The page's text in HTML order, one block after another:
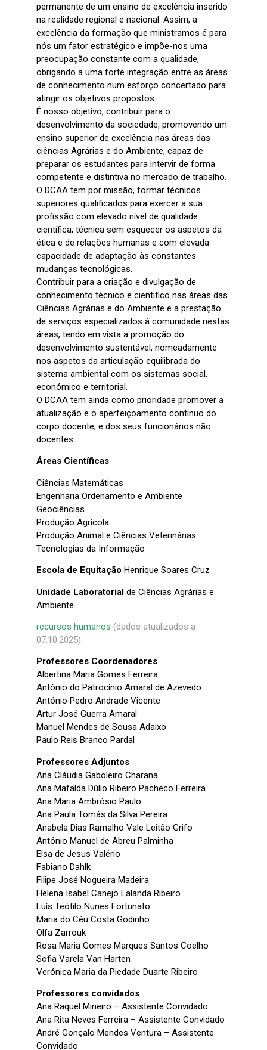
permanente de um ensino de excelência inserido
na realidade regional e nacional. Assim, a
excelência da formação que ministramos é para
nós um fator estratégico e impõe-nos uma
preocupação constante com a qualidade,
obrigando a uma forte integração entre as áreas
de conhecimento num esforço concertado para
atingir os objetivos propostos.
É nosso objetivo, contribuir para o
desenvolvimento da sociedade, promovendo um
ensino superior de excelência nas áreas das
ciências Agrárias e do Ambiente, capaz de
preparar os estudantes para intervir de forma
competente e distintiva no mercado de trabalho.
O DCAA tem por missão, formar técnicos
superiores qualificados para exercer a sua
profissão com elevado nível de qualidade
científica, técnica sem esquecer os aspetos da
ética e de relações humanas e com elevada
capacidade de adaptação às constantes
mudanças tecnológicas.
Contribuir para a criação e divulgação de
conhecimento técnico e cientifico nas áreas das
Ciências Agrárias e do Ambiente e a prestação
de serviços especializados à comunidade nestas
áreas, tendo em vista a promoção do
desenvolvimento sustentável, nomeadamente
nos aspetos da articulação equilibrada do
sistema ambiental com os sistemas social,
económico e territorial.
O DCAA tem ainda como prioridade promover a
atualização e o aperfeiçoamento contínuo do
corpo docente, e dos seus funcionários não
docentes.
Áreas Científicas
Ciências Matemáticas
Engenharia Ordenamento e Ambiente
Geociências
Produção Agrícola
Produção Animal e Ciências Veterinárias
Tecnologias da Informação
Escola de Equitação Henrique Soares Cruz
Unidade Laboratorial de Ciências Agrárias e
Ambiente
recursos humanos (dados atualizados a
07.10.2025):
Professores Coordenadores
Albertina Maria Gomes Ferreira
António do Patrocínio Amaral de Azevedo
António Pedro Andrade Vicente
Artur José Guerra Amaral
Manuel Mendes de Sousa Adaixo
Paulo Reis Branco Pardal
Professores Adjuntos
Ana Cláudia Gaboleiro Charana
Ana Mafalda Dúlio Ribeiro Pacheco Ferreira
Ana Maria Ambrósio Paulo
Ana Paula Tomás da Silva Pereira
Anabela Dias Ramalho Vale Leitão Grifo
António Manuel de Abreu Palminha
Elsa de Jesus Valério
Fabiano Dahlk
Filipe José Nogueira Madeira
Helena Isabel Canejo Lalanda Ribeiro
Luís Teófilo Nunes Fortunato
Maria do Céu Costa Godinho
Olfa Zarrouk
Rosa Maria Gomes Marques Santos Coelho
Sofia Varela Van Harten
Verónica Maria da Piedade Duarte Ribeiro
Professores convidados
Ana Raquel Mineiro – Assistente Convidado
Ana Rita Neves Ferreira – Assistente Convidado
André Gonçalo Mendes Ventura – Assistente
Convidado